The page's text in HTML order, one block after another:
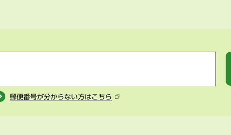
郵便番号が分からない方はこちら